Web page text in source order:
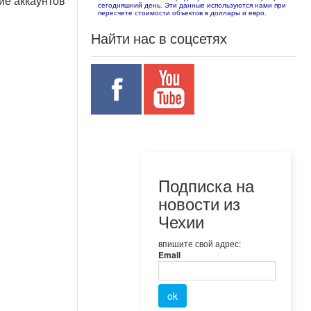
сегодняшний день. Эти данные используются нами при
пересчете стоимости объектов в доллары и евро.
Найти нас в соцсетях
Подписка на
новости из
Чехии
впишите свой адрес:
Email